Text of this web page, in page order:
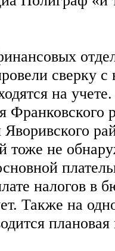
сверку с
на
Франковского
тоже не
налогов в
Также на